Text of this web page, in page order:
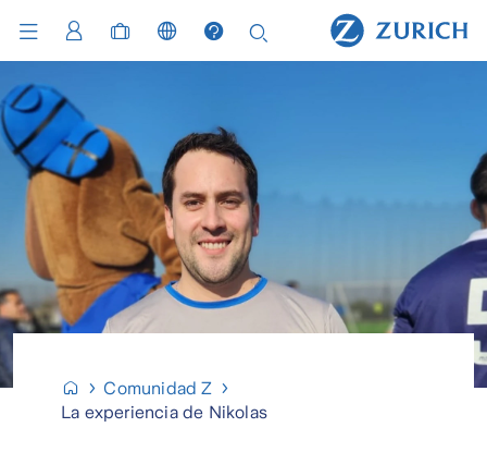
Comunidad Z
La experiencia de Nikolas